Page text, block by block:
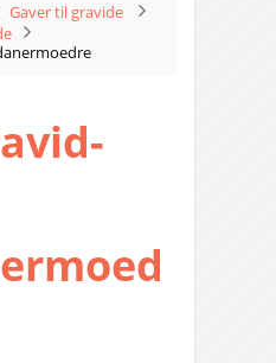
Gaver til gravide